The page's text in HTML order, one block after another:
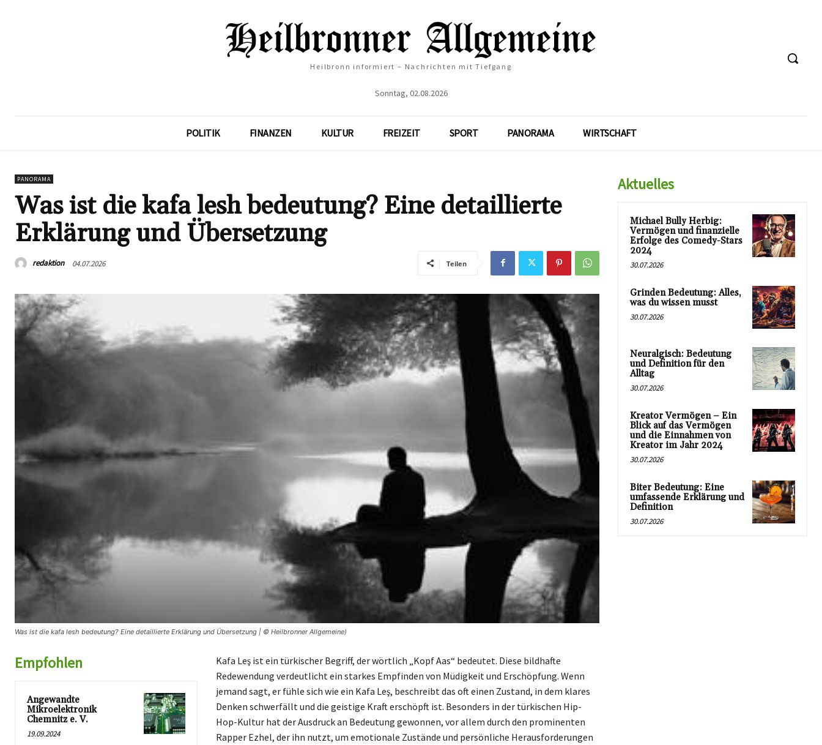
Heilbronn informiert – Nachrichten mit Tiefgang
Sonntag, 02.08.2026
POLITIK FINANZEN KULTUR FREIZEIT SPORT PANORAMA WIRTSCHAFT
PANORAMA
Was ist die kafa lesh bedeutung? Eine detaillierte
Erklärung und Übersetzung
redaktion 04.07.2026 Teilen
Was ist die kafa lesh bedeutung? Eine detaillierte Erklärung und Übersetzung | © Heilbronner Allgemeine)
Empfohlen
Angewandte
Mikroelektronik
Chemnitz e. V.
19.09.2024
Kafa Leş ist ein türkischer Begriff, der wörtlich „Kopf Aas“ bedeutet. Diese bildhafte
Redewendung verdeutlicht ein starkes Empfinden von Müdigkeit und Erschöpfung. Wenn
jemand sagt, er fühle sich wie ein Kafa Leş, beschreibt das oft einen Zustand, in dem klares
Denken schwerfällt und die geistige Kraft erschöpft ist. Besonders in der türkischen Hip-
Hop-Kultur hat der Ausdruck an Bedeutung gewonnen, vor allem durch den prominenten
Rapper Ezhel, der ihn nutzt, um emotionale Zustände und persönliche Herausforderungen
Aktuelles
Michael Bully Herbig:
Vermögen und finanzielle
Erfolge des Comedy-Stars
2024
30.07.2026
Grinden Bedeutung: Alles,
was du wissen musst
30.07.2026
Neuralgisch: Bedeutung
und Definition für den
Alltag
30.07.2026
Kreator Vermögen – Ein
Blick auf das Vermögen
und die Einnahmen von
Kreator im Jahr 2024
30.07.2026
Biter Bedeutung: Eine
umfassende Erklärung und
Definition
30.07.2026